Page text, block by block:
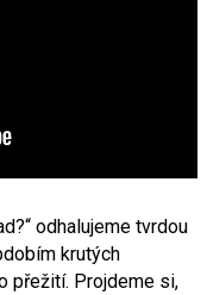
odhalujeme tvrdou
krutých
přežití. Projdeme si,